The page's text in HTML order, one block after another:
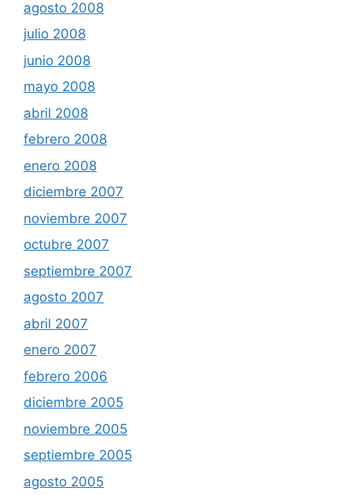
agosto 2008
julio 2008
junio 2008
mayo 2008
abril 2008
febrero 2008
enero 2008
diciembre 2007
noviembre 2007
octubre 2007
septiembre 2007
agosto 2007
abril 2007
enero 2007
febrero 2006
diciembre 2005
noviembre 2005
septiembre 2005
agosto 2005